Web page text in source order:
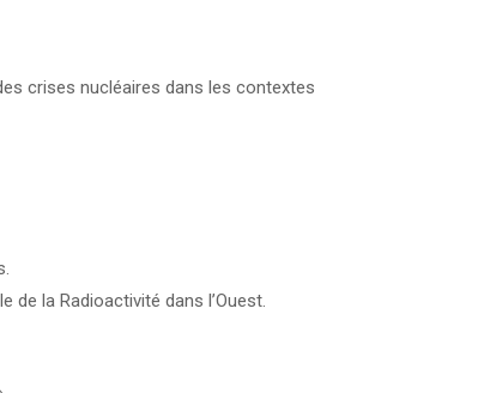
crises nucléaires dans les contextes
de la Radioactivité dans l’Ouest.